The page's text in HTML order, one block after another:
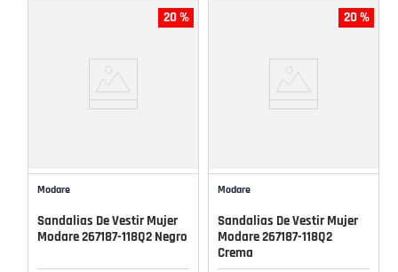
20 %
Modare
Sandalias De Vestir Mujer
Modare 267187-118Q2 Negro
20 %
Modare
Sandalias De Vestir Mujer
Modare 267187-118Q2
Crema